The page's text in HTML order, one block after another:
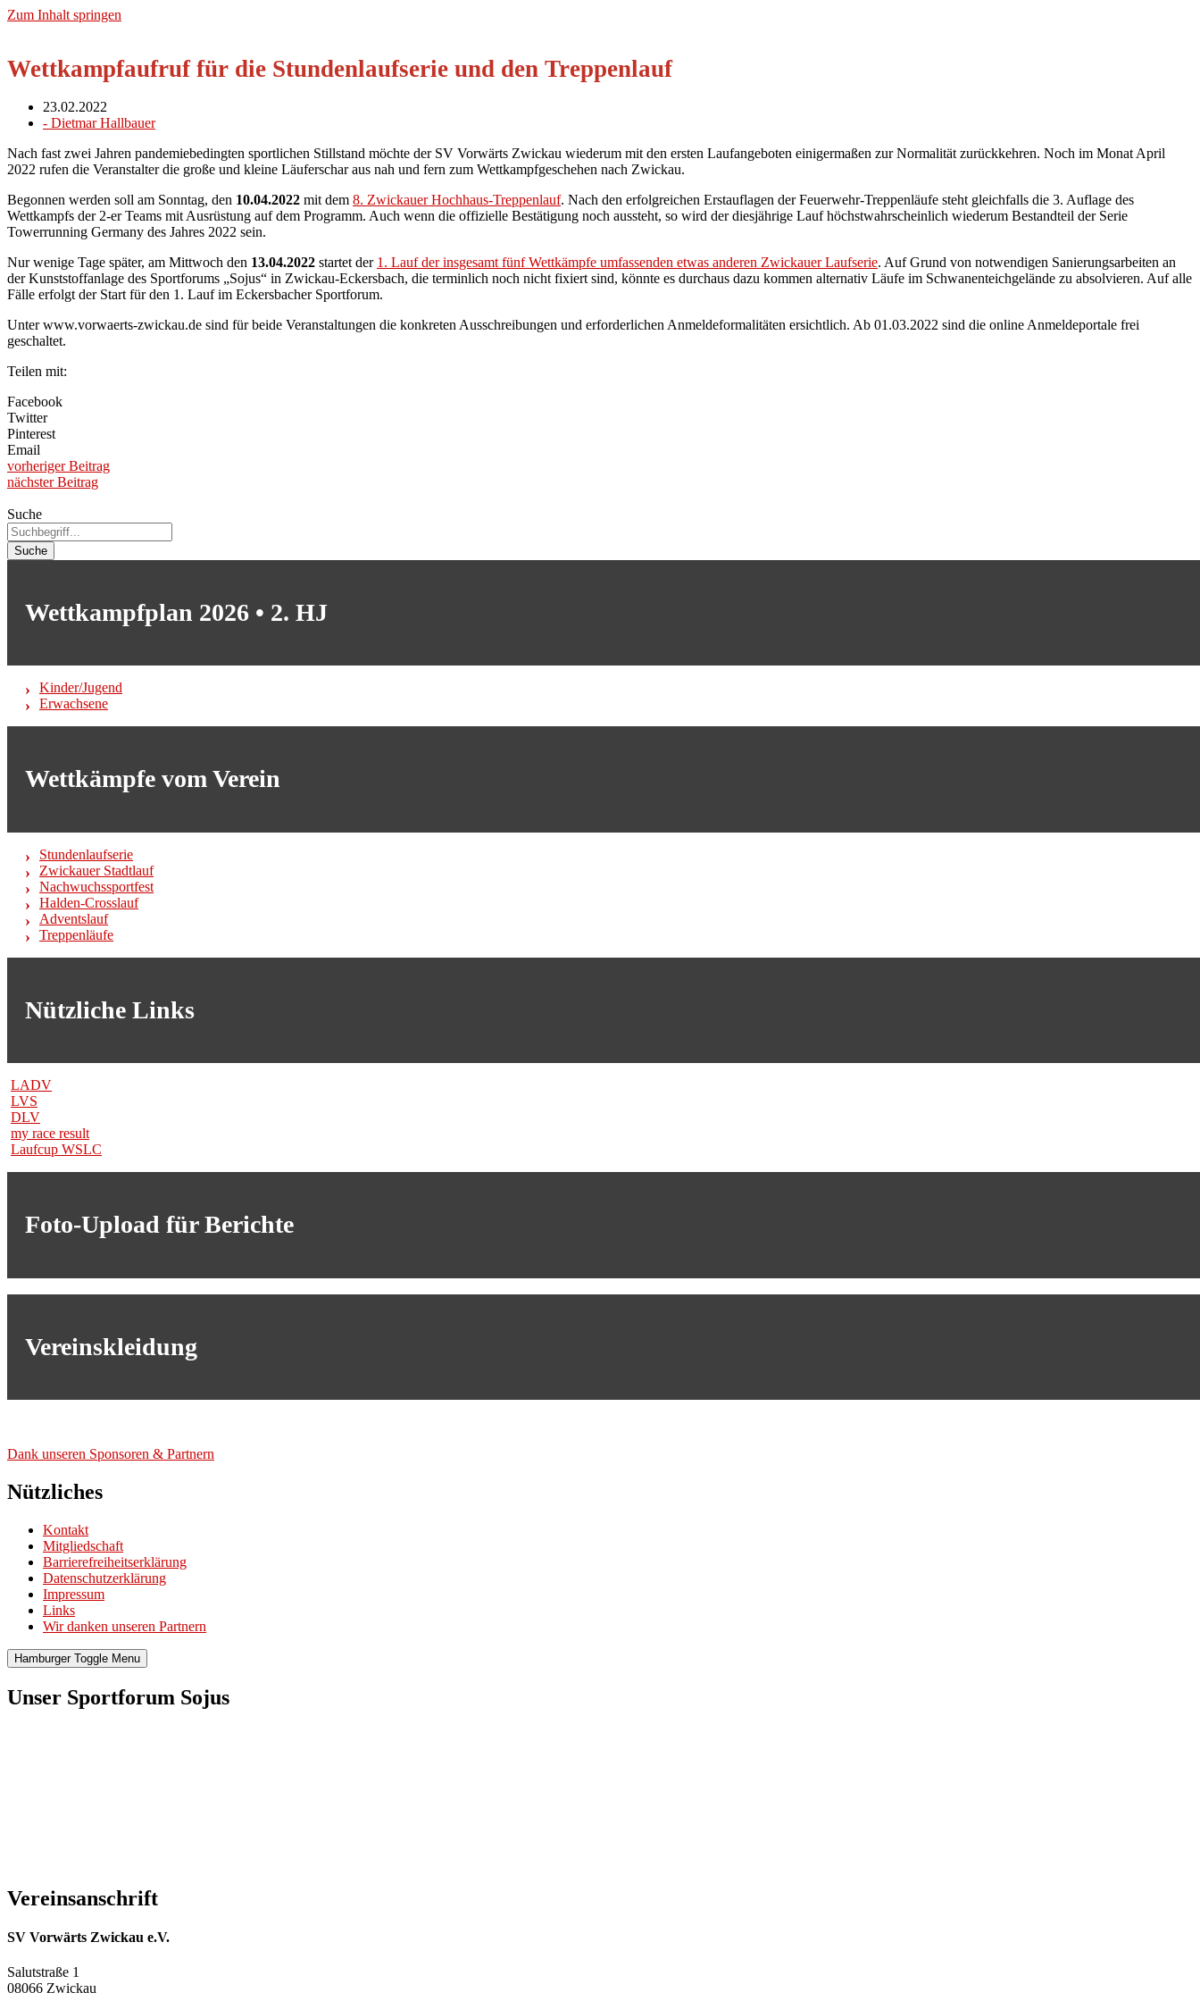
Zum Inhalt springen
Wettkampfaufruf für die Stundenlaufserie und den Treppenlauf
23.02.2022
- Dietmar Hallbauer
Nach fast zwei Jahren pandemiebedingten sportlichen Stillstand möchte der SV Vorwärts Zwickau wiederum mit den ersten Laufangeboten einigermaßen zur Normalität zurückkehren. Noch im Monat April
2022 rufen die Veranstalter die große und kleine Läuferschar aus nah und fern zum Wettkampfgeschehen nach Zwickau.
Begonnen werden soll am Sonntag, den 10.04.2022 mit dem 8. Zwickauer Hochhaus-Treppenlauf. Nach den erfolgreichen Erstauflagen der Feuerwehr-Treppenläufe steht gleichfalls die 3. Auflage des
Wettkampfs der 2-er Teams mit Ausrüstung auf dem Programm. Auch wenn die offizielle Bestätigung noch aussteht, so wird der diesjährige Lauf höchstwahrscheinlich wiederum Bestandteil der Serie
Towerrunning Germany des Jahres 2022 sein.
Nur wenige Tage später, am Mittwoch den 13.04.2022 startet der 1. Lauf der insgesamt fünf Wettkämpfe umfassenden etwas anderen Zwickauer Laufserie. Auf Grund von notwendigen Sanierungsarbeiten an
der Kunststoffanlage des Sportforums „Sojus“ in Zwickau-Eckersbach, die terminlich noch nicht fixiert sind, könnte es durchaus dazu kommen alternativ Läufe im Schwanenteichgelände zu absolvieren. Auf alle
Fälle erfolgt der Start für den 1. Lauf im Eckersbacher Sportforum.
Unter www.vorwaerts-zwickau.de sind für beide Veranstaltungen die konkreten Ausschreibungen und erforderlichen Anmeldeformalitäten ersichtlich. Ab 01.03.2022 sind die online Anmeldeportale frei
geschaltet.
Teilen mit:
Facebook
Twitter
Pinterest
Email
vorheriger Beitrag
nächster Beitrag
Suche
Suche
Wettkampfplan 2026 • 2. HJ
Kinder/Jugend
Erwachsene
Wettkämpfe vom Verein
Stundenlaufserie
Zwickauer Stadtlauf
Nachwuchssportfest
Halden-Crosslauf
Adventslauf
Treppenläufe
Nützliche Links
LADV
LVS
DLV
my race result
Laufcup WSLC
Foto-Upload für Berichte
Vereinskleidung
Dank unse­ren Spon­so­ren & Part­nern
Nützliches
Kontakt
Mitgliedschaft
Barrierefreiheitserklärung
Datenschutzerklärung
Impressum
Links
Wir danken unseren Partnern
Hamburger Toggle Menu
Unser Sportforum Sojus
Vereinsanschrift
SV Vorwärts Zwickau e.V.
Salutstraße 1
08066 Zwickau